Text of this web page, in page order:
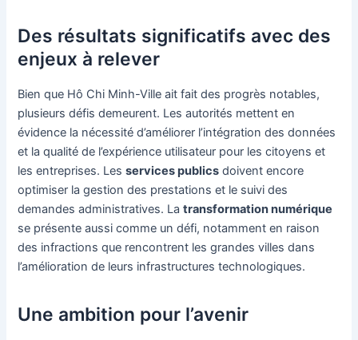
Des résultats significatifs avec des
enjeux à relever
Bien que Hô Chi Minh-Ville ait fait des progrès notables,
plusieurs défis demeurent. Les autorités mettent en
évidence la nécessité d’améliorer l’intégration des données
et la qualité de l’expérience utilisateur pour les citoyens et
les entreprises. Lesservices publics doivent encore
optimiser la gestion des prestations et le suivi des
demandes administratives. Latransformation numérique
se présente aussi comme un défi, notamment en raison
des infractions que rencontrent les grandes villes dans
l’amélioration de leurs infrastructures technologiques.
Une ambition pour l’avenir